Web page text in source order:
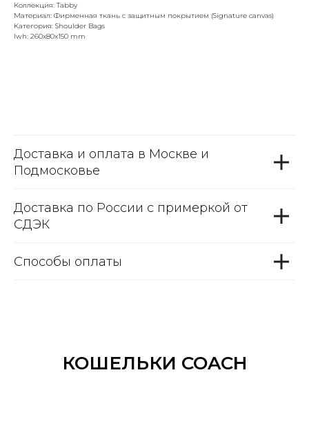
Коллекция: Tabby
Материал: Фирменная ткань с защитным покрытием (Signature canvas)
Категория: Shoulder Bags
lwh: 260x80x150 mm
Доставка и оплата в Москве и
Подмосковье
Доставка по России с примеркой от
СДЭК
Способы оплаты
КОШЕЛЬКИ COACH